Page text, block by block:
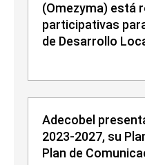
(Omezyma) está
participativas
de Desarrollo
Adecobel
2023-2027, su
Plan de